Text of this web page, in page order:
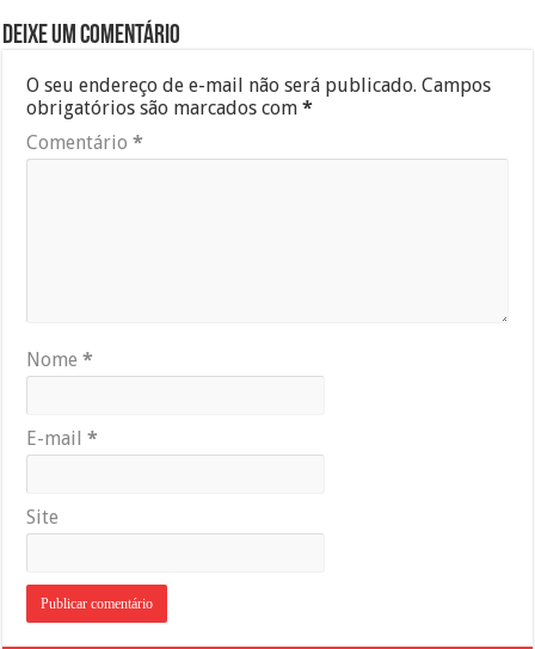
Deixe um comentário
O seu endereço de e-mail não será publicado. Campos
obrigatórios são marcados com*
Comentário*
Nome*
E-mail*
Site